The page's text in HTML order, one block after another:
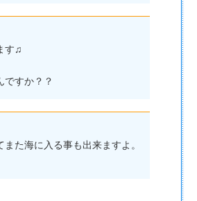
す♫
ですか？？
た海に入る事も出来ますよ。